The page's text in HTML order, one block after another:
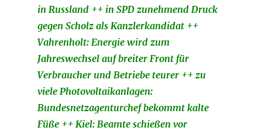
in Russland ++ in SPD zunehmend Druck
gegen Scholz als Kanzlerkandidat ++
Vahrenholt: Energie wird zum
Jahreswechsel auf breiter Front für
Verbraucher und Betriebe teurer ++ zu
viele Photovoltaikanlagen:
Bundesnetzagenturchef bekommt kalte
Füße ++ Kiel: Beamte schießen vor